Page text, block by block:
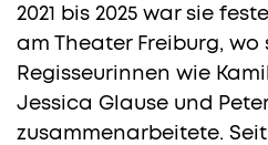
2021 bis 2025 war sie
am Theater Freiburg, wo
Regisseurinnen wie
Jessica Glause und
zusammenarbeitete. Seit